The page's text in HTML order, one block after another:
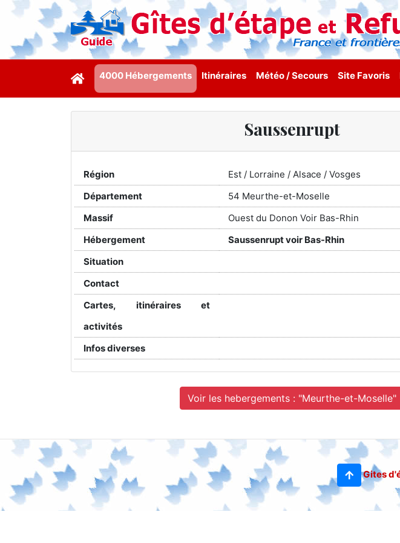
4000 Hébergements Itinéraires Météo / Secours Site Favoris
Saussenrupt
Région
Est / Lorraine / Alsace / Vosges
Département
54 Meurthe-et-Moselle
Massif
Ouest du Donon Voir Bas-Rhin
Hébergement
Saussenrupt voir Bas-Rhin
Situation
Contact
Cartes, itinéraires et
activités
Infos diverses
Voir les hebergements : "Meurthe-et-Moselle"
Gites